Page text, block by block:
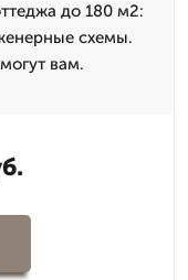
до 180 м2:
схемы.
вам.